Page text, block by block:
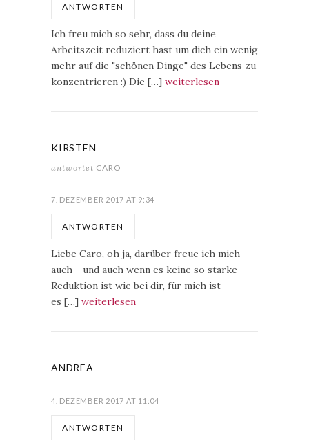
ANTWORTEN
Ich freu mich so sehr, dass du deine
Arbeitszeit reduziert hast um dich ein wenig
mehr auf die "schönen Dinge" des Lebens zu
konzentrieren :) Die […] weiterlesen
KIRSTEN
antwortet CARO
7. DEZEMBER 2017 AT 9:34
ANTWORTEN
Liebe Caro, oh ja, darüber freue ich mich
auch - und auch wenn es keine so starke
Reduktion ist wie bei dir, für mich ist
es […] weiterlesen
ANDREA
4. DEZEMBER 2017 AT 11:04
ANTWORTEN